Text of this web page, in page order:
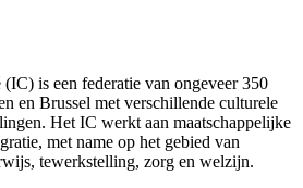
is een federatie van ongeveer 350
en Brussel met verschillende culturele
Het IC werkt aan maatschappelijke
met name op het gebied van
tewerkstelling, zorg en welzijn.